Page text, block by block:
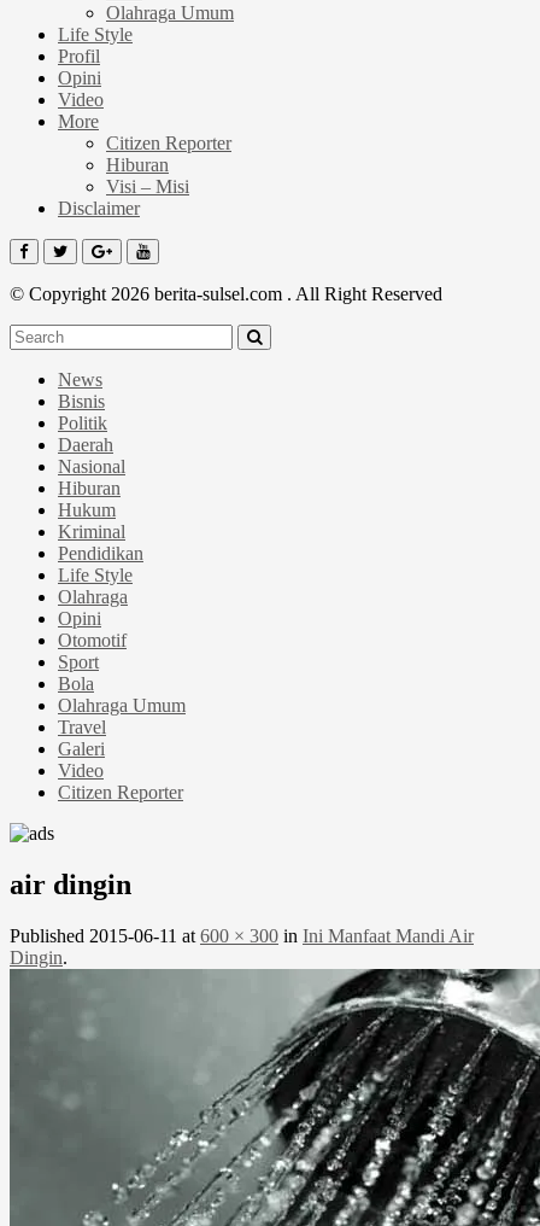
Olahraga Umum
Life Style
Profil
Opini
Video
More
Citizen Reporter
Hiburan
Visi – Misi
Disclaimer
© Copyright 2026 berita-sulsel.com . All Right Reserved
News
Bisnis
Politik
Daerah
Nasional
Hiburan
Hukum
Kriminal
Pendidikan
Life Style
Olahraga
Opini
Otomotif
Sport
Bola
Olahraga Umum
Travel
Galeri
Video
Citizen Reporter
air dingin
Published 2015-06-11 at 600 × 300 in Ini Manfaat Mandi Air
Dingin.